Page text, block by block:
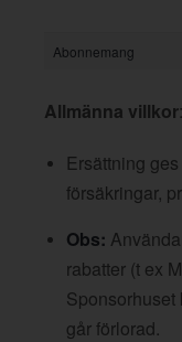
Abonnemang
Allmänna villkor:
Ersättning
försäkringar,
Obs:
rabatter (t ex
Sponsorhuset
går förlorad.